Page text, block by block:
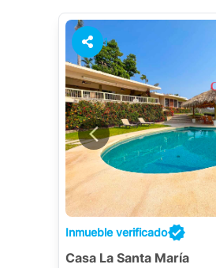
1
Inmueble verificado
Casa La Santa María